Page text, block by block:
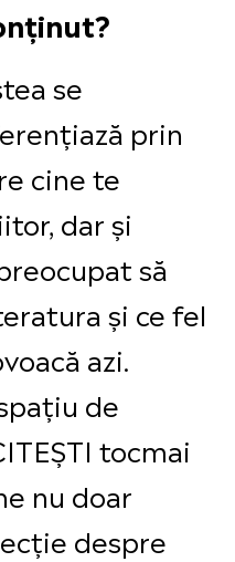
se
prin
cine te
dar și
să
și ce fel
azi.
de
tocmai
nu doar
despre